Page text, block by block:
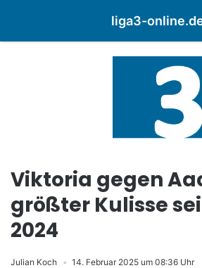
liga3-
Viktoria gegen
größter Kulisse
2024
Julian Koch 14. Februar 2025 um 08:36 Uhr